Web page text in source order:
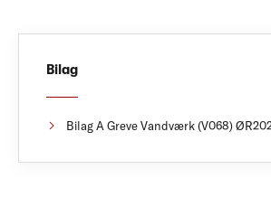
Bilag
Bilag A Greve Vandværk (V068)